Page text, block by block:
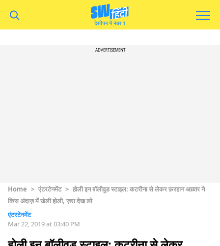
ADVERTISEMENT
Home > एंटरटेनमेंट > होली इन बॉलीवुड स्टाइल: कटरीना से लेकर फ़रहान अख़्तर ने
किस अंदाज़ में खेली होली, ज़रा देख लो
एंटरटेनमेंट
Mar 22, 2019 at 03:40 PM